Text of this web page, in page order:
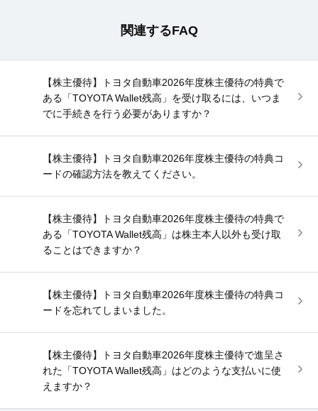
関連するFAQ
【株主優待】トヨタ自動車2026年度株主優待の特典で
ある「TOYOTA Wallet残高」を受け取るには、いつま
でに手続きを行う必要がありますか？
【株主優待】トヨタ自動車2026年度株主優待の特典コ
ードの確認方法を教えてください。
【株主優待】トヨタ自動車2026年度株主優待の特典で
ある「TOYOTA Wallet残高」は株主本人以外も受け取
ることはできますか？
【株主優待】トヨタ自動車2026年度株主優待の特典コ
ードを忘れてしまいました。
【株主優待】トヨタ自動車2026年度株主優待で進呈さ
れた「TOYOTA Wallet残高」はどのような支払いに使
えますか？